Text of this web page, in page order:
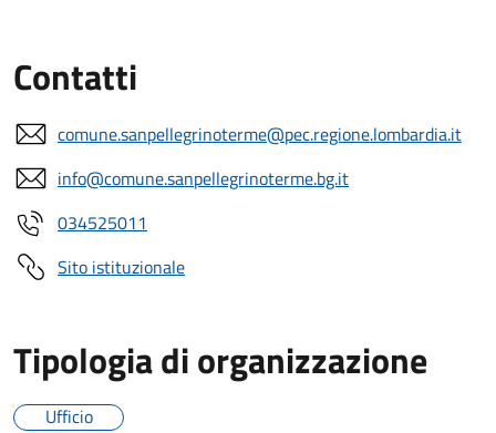
Contatti
comune.sanpellegrinoterme@pec.regione.lombardia.it
info@comune.sanpellegrinoterme.bg.it
034525011
Sito istituzionale
Tipologia di organizzazione
Ufficio